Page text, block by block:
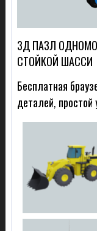
3Д ПАЗЛ
СТОЙКОЙ ШАССИ
Бесплатная
деталей, простой